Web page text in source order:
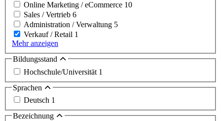
Online Marketing / eCommerce 10
Sales / Vertrieb 6
Administration / Verwaltung 5
Verkauf / Retail 1
Mehr anzeigen
Bildungsstand
Hochschule/Universität 1
Sprachen
Deutsch 1
Bezeichnung